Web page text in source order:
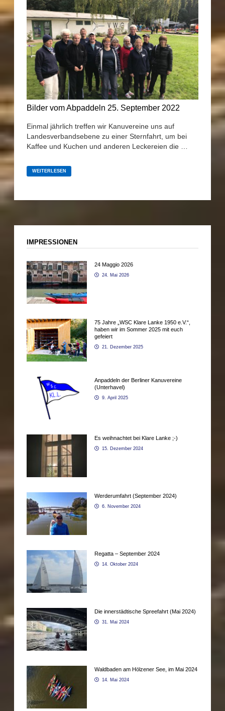
Bilder vom Abpaddeln 25. September 2022
Einmal jährlich treffen wir Kanuvereine uns auf
Landesverbandsebene zu einer Sternfahrt, um bei
Kaffee und Kuchen und anderen Leckereien die …
BILDER
VOM
WEITERLESEN
IMPRESSIONEN
24 Maggio 2026
24. Mai 2026
75 Jahre „WSC Klare Lanke 1950 e.V.“,
haben wir im Sommer 2025 mit euch
gefeiert
21. Dezember 2025
Anpaddeln der Berliner Kanuvereine
(Unterhavel)
9. April 2025
Es weihnachtet bei Klare Lanke ;-)
15. Dezember 2024
Werderumfahrt (September 2024)
6. November 2024
Regatta – September 2024
14. Oktober 2024
Die innerstädtische Spreefahrt (Mai 2024)
31. Mai 2024
Waldbaden am Hölzener See, im Mai 2024
14. Mai 2024